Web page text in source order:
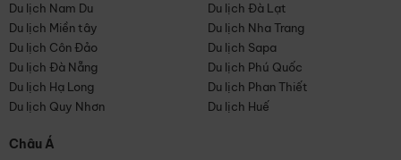
Du lịch Nam Du
Du lịch Đà Lạt
Du lịch Miền tây
Du lịch Nha Trang
Du lịch Côn Đảo
Du lịch Sapa
Du lịch Đà Nẵng
Du lịch Phú Quốc
Du lịch Hạ Long
Du lịch Phan Thiết
Du lịch Quy Nhơn
Du lịch Huế
Châu Á